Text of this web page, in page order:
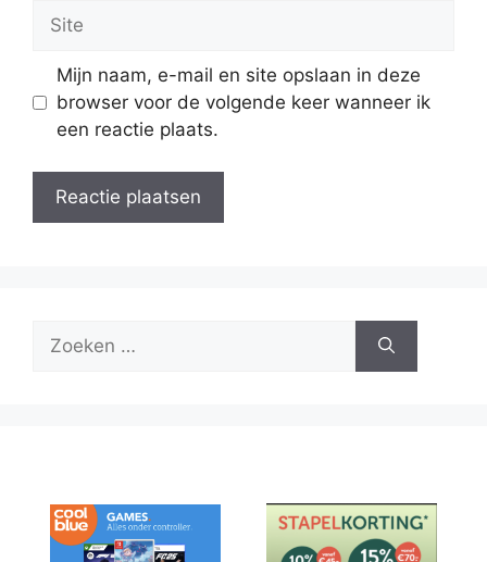
Site
Mijn naam, e-mail en site opslaan in deze
browser voor de volgende keer wanneer ik
een reactie plaats.
naar: